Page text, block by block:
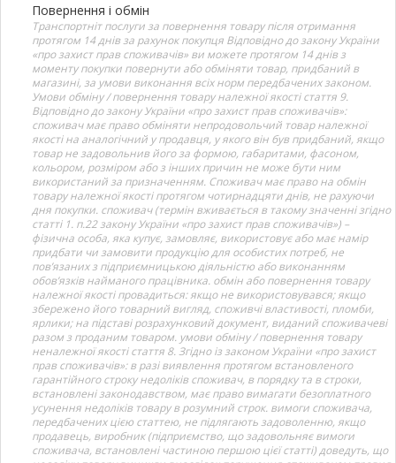
Повернення і обмін
Транспортніт послуги за повернення товару після отримання
протягом 14 днів за рахунок покупця Відповідно до закону України
«про захист прав споживачів» ви можете протягом 14 днів з
моменту покупки повернути або обміняти товар, придбаний в
магазині, за умови виконання всіх норм передбачених законом.
Умови обміну / повернення товару належної якості стаття 9.
Відповідно до закону України «про захист прав споживачів»:
споживач має право обміняти непродовольчий товар належної
якості на аналогічний у продавця, у якого він був придбаний, якщо
товар не задовольнив його за формою, габаритами, фасоном,
кольором, розміром або з інших причин не може бути ним
використаний за призначенням. Споживач має право на обмін
товару належної якості протягом чотирнадцяти днів, не рахуючи
дня покупки. споживач (термін вживається в такому значенні згідно
статті 1. п.22 закону України «про захист прав споживачів») –
фізична особа, яка купує, замовляє, використовує або має намір
придбати чи замовити продукцію для особистих потреб, не
пов’язаних з підприємницькою діяльністю або виконанням
обов’язків найманого працівника. обмін або повернення товару
належної якості провадиться: якщо не використовувався; якщо
збережено його товарний вигляд, споживчі властивості, пломби,
ярлики; на підставі розрахунковий документ, виданий споживачеві
разом з проданим товаром. умови обміну / повернення товару
неналежної якості стаття 8. Згідно із законом України «про захист
прав споживачів»: в разі виявлення протягом встановленого
гарантійного строку недоліків споживач, в порядку та в строки,
встановлені законодавством, має право вимагати безоплатного
усунення недоліків товару в розумний строк. вимоги споживача,
передбачених цією статтею, не підлягають задоволенню, якщо
продавець, виробник (підприємство, що задовольняє вимоги
споживача, встановлені частиною першою цієї статті) доведуть, що